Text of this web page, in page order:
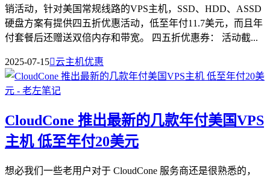
销活动，针对美国常规线路的VPS主机，SSD、HDD、ASSD
硬盘方案有提供四五折优惠活动，低至年付11.7美元，而且年
付套餐后还赠送双倍内存和带宽。 四五折优惠券： 活动截...
2025-07-15云主机优惠
CloudCone 推出最新的几款年付美国VPS
主机 低至年付20美元
想必我们一些老用户对于 CloudCone 服务商还是很熟悉的，